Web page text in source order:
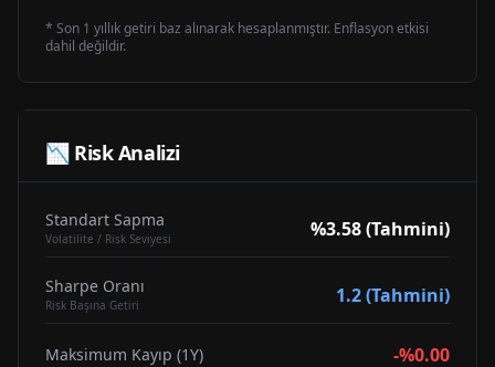
* Son 1 yıllık getiri baz alınarak hesaplanmıştır. Enflasyon etkisi
dahil değildir.
📉 Risk Analizi
Standart Sapma
Volatilite / Risk Seviyesi %3.58 (Tahmini)
Sharpe Oranı
Risk Başına Getiri 1.2 (Tahmini)
Maksimum Kayıp (1Y) -%0.00